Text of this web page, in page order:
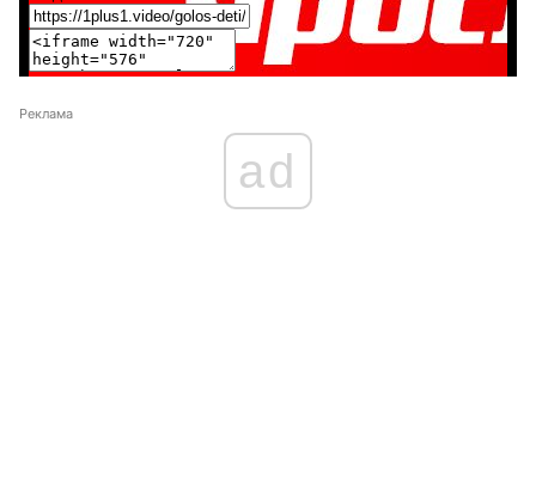
Реклама
ad